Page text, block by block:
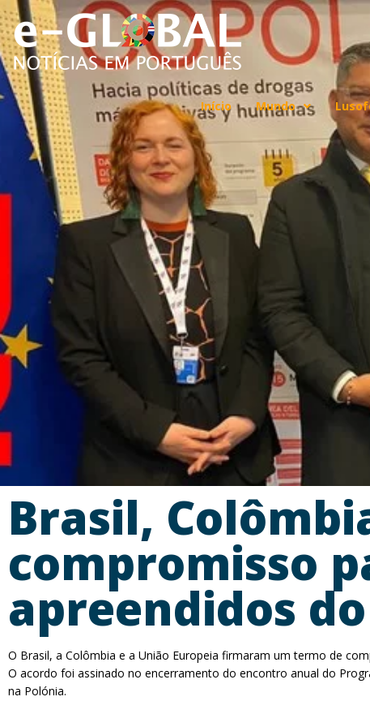
Início Mundo
Brasil,
compromisso
apreendidos
O Brasil, a Colômbia e a União Europeia firmaram um termo de
O acordo foi assinado no encerramento do encontro anual do
na Polónia.